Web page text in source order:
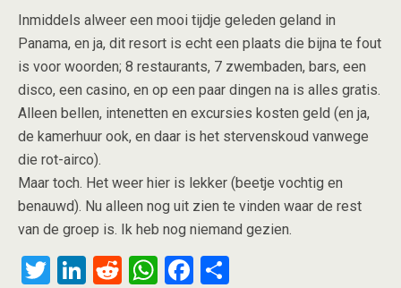
Inmiddels alweer een mooi tijdje geleden geland in
Panama, en ja, dit resort is echt een plaats die bijna te fout
is voor woorden; 8 restaurants, 7 zwembaden, bars, een
disco, een casino, en op een paar dingen na is alles gratis.
Alleen bellen, intenetten en excursies kosten geld (en ja,
de kamerhuur ook, en daar is het stervenskoud vanwege
die rot-airco).
Maar toch. Het weer hier is lekker (beetje vochtig en
benauwd). Nu alleen nog uit zien te vinden waar de rest
van de groep is. Ik heb nog niemand gezien.
T
Li
R
W F